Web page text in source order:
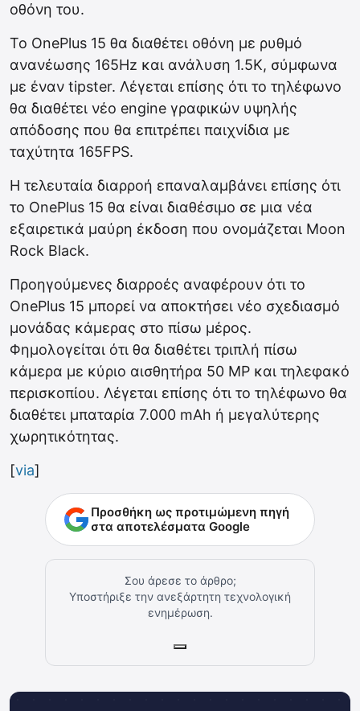
οθόνη του.
Το OnePlus 15 θα διαθέτει οθόνη με ρυθμό
ανανέωσης 165Hz και ανάλυση 1.5K, σύμφωνα
με έναν tipster. Λέγεται επίσης ότι το τηλέφωνο
θα διαθέτει νέο engine γραφικών υψηλής
απόδοσης που θα επιτρέπει παιχνίδια με
ταχύτητα 165FPS.
Η τελευταία διαρροή επαναλαμβάνει επίσης ότι
το OnePlus 15 θα είναι διαθέσιμο σε μια νέα
εξαιρετικά μαύρη έκδοση που ονομάζεται Moon
Rock Black.
Προηγούμενες διαρροές αναφέρουν ότι το
OnePlus 15 μπορεί να αποκτήσει νέο σχεδιασμό
μονάδας κάμερας στο πίσω μέρος.
Φημολογείται ότι θα διαθέτει τριπλή πίσω
κάμερα με κύριο αισθητήρα 50 MP και τηλεφακό
περισκοπίου. Λέγεται επίσης ότι το τηλέφωνο θα
διαθέτει μπαταρία 7.000 mAh ή μεγαλύτερης
χωρητικότητας.
[via]
Προσθήκη ως προτιμώμενη πηγή
στα αποτελέσματα Google
Σου άρεσε το άρθρο;
Υποστήριξε την ανεξάρτητη τεχνολογική
ενημέρωση.